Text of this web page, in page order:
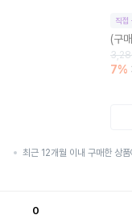
직접
(구
7%
최근 12개월 이내 구매한 상
0